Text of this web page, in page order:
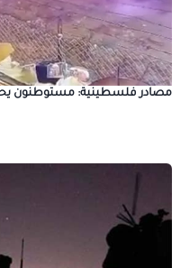
مصادر فلسطينية: مستوطنون